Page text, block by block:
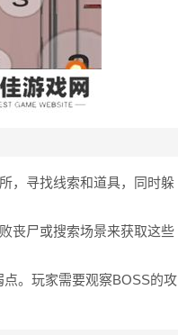
，寻找线索和道具，同时躲
丧尸或搜索场景来获取这些
。玩家需要观察BOSS的攻